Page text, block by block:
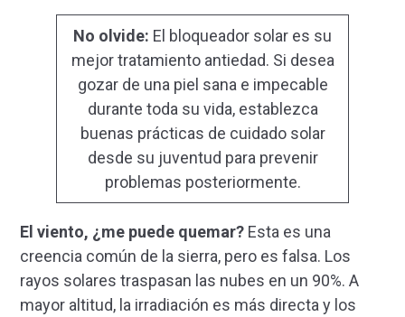
No olvide: El bloqueador solar es su
mejor tratamiento antiedad. Si desea
gozar de una piel sana e impecable
durante toda su vida, establezca
buenas prácticas de cuidado solar
desde su juventud para prevenir
problemas posteriormente.
El viento, ¿me puede quemar? Esta es una
creencia común de la sierra, pero es falsa. Los
rayos solares traspasan las nubes en un 90%. A
mayor altitud, la irradiación es más directa y los